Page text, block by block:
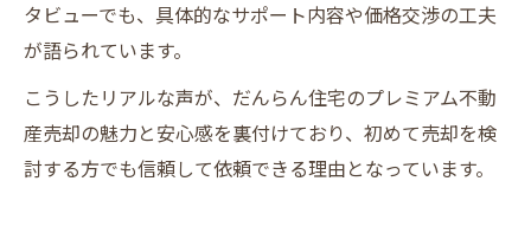
タビューでも、具体的なサポート内容や価格交渉の工夫
が語られています。
こうしたリアルな声が、だんらん住宅のプレミアム不動
産売却の魅力と安心感を裏付けており、初めて売却を検
討する方でも信頼して依頼できる理由となっています。